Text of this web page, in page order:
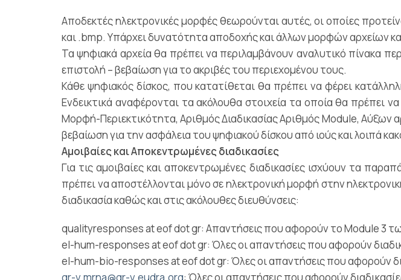
Αποδεκτές ηλεκτρονικές μορφές θεωρούνται αυτές, οι οποίες
και .bmp. Υπάρχει δυνατότητα αποδοχής και άλλων μορφών αρχείων
Τα ψηφιακά αρχεία θα πρέπει να περιλαμβάνουν αναλυτικό πίνακα
επιστολή – βεβαίωση για το ακριβές του περιεχομένου τους.
Κάθε ψηφιακός δίσκος, που κατατίθεται θα πρέπει να φέρει
Ενδεικτικά αναφέρονται τα ακόλουθα στοιχεία τα οποία θα πρέπει
Μορφή-Περιεκτικότητα, Αριθμός Διαδικασίας Αριθμός Module, Αύξων
βεβαίωση για την ασφάλεια του ψηφιακού δίσκου από ιούς και λοιπά
Aμοιβαίες και Αποκεντρωμένες διαδικασίες
Για τις αμοιβαίες και αποκεντρωμένες διαδικασίες ισχύουν τα
πρέπει να αποστέλλονται μόνο σε ηλεκτρονική μορφή στην
διαδικασία καθώς και στις ακόλουθες διευθύνσεις:
qualityresponses at eof dot gr: Απαντήσεις που αφορούν το Module 3
el-hum-responses at eof dot gr: Όλες οι απαντήσεις που αφορούν
el-hum-bio-responses at eof dot gr: Όλες οι απαντήσεις που αφορούν